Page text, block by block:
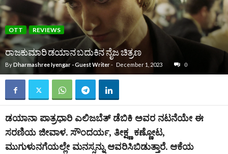
OTT REVIEWS
ರಾಜಕುಮಾರಿ ಡಯಾನ ಬದುಕಿನ ನೈಜ ಚಿತ್ರಣ
ByDharmashree Iyengar - Guest Writer- December 1, 2023 0
ಡಯಾನಾ ಪಾತ್ರಧಾರಿ ಎಲಿಜಬೆತ್ ಡೆಬಿಕಿ ಅವರ ನಟನೆಯೇ ಈ
ಸರಣಿಯ ಜೀವಾಳ. ಸೌಂದರ್ಯ, ತೀಕ್ಷ್ಣ ಕಣ್ಣೋಟ,
ಮುಗುಳುನಗೆಯಲ್ಲೇ ಮನಸ್ಸನ್ನು ಆವರಿಸಿಬಿಡುತ್ತಾರೆ. ಆಕೆಯ